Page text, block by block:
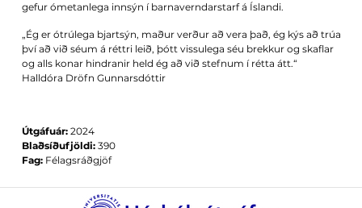
gefur ómetanlega innsýn í barnaverndarstarf á Íslandi.
„Ég er ótrúlega bjartsýn, maður verður að vera það, ég kýs að trúa
því að við séum á réttri leið, þótt vissulega séu brekkur og skaflar
og alls konar hindranir held ég að við stefnum í rétta átt.“
Halldóra Dröfn Gunnarsdóttir
Útgáfuár: 2024
Blaðsíðufjöldi: 390
Fag: Félagsráðgjöf